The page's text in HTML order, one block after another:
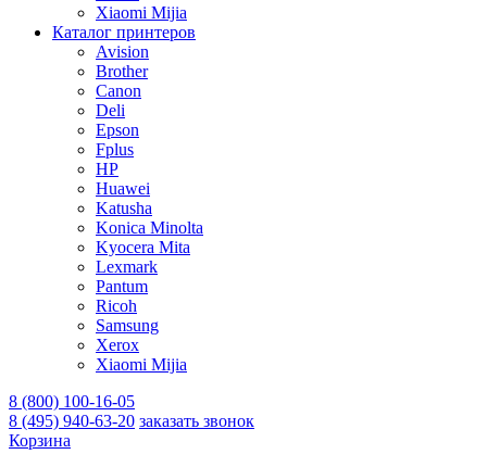
Xiaomi Mijia
Каталог принтеров
Avision
Brother
Canon
Deli
Epson
Fplus
HP
Huawei
Katusha
Konica Minolta
Kyocera Mita
Lexmark
Pantum
Ricoh
Samsung
Xerox
Xiaomi Mijia
8 (800) 100-16-05
8 (495) 940-63-20 заказать звонок
Корзина